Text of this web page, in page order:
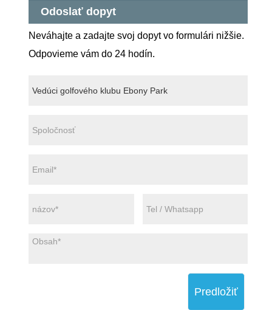
Odoslať dopyt
Neváhajte a zadajte svoj dopyt vo formulári nižšie.
Odpovieme vám do 24 hodín.
Predložiť